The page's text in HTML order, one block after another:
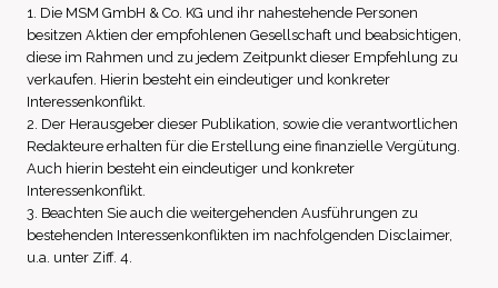
1. Die MSM GmbH & Co. KG und ihr nahestehende Personen
besitzen Aktien der empfohlenen Gesellschaft und beabsichtigen,
diese im Rahmen und zu jedem Zeitpunkt dieser Empfehlung zu
verkaufen. Hierin besteht ein eindeutiger und konkreter
Interessenkonflikt.
2. Der Herausgeber dieser Publikation, sowie die verantwortlichen
Redakteure erhalten für die Erstellung eine finanzielle Vergütung.
Auch hierin besteht ein eindeutiger und konkreter
Interessenkonflikt.
3. Beachten Sie auch die weitergehenden Ausführungen zu
bestehenden Interessenkonflikten im nachfolgenden Disclaimer,
u.a. unter Ziff. 4.